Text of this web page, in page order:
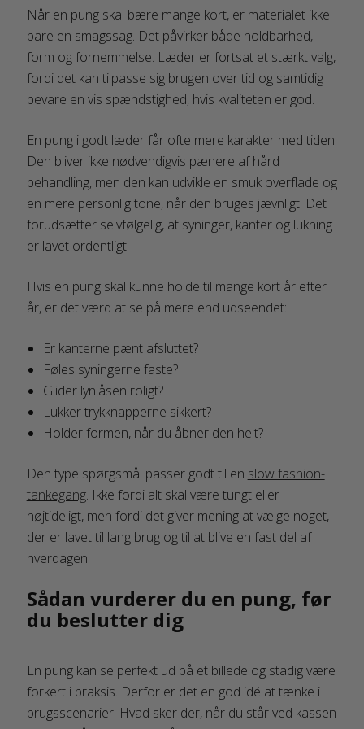
Når en pung skal bære mange kort, er materialet ikke
bare en smagssag. Det påvirker både holdbarhed,
form og fornemmelse. Læder er fortsat et stærkt valg,
fordi det kan tilpasse sig brugen over tid og samtidig
bevare en vis spændstighed, hvis kvaliteten er god.
En pung i godt læder får ofte mere karakter med tiden.
Den bliver ikke nødvendigvis pænere af hård
behandling, men den kan udvikle en smuk overflade og
en mere personlig tone, når den bruges jævnligt. Det
forudsætter selvfølgelig, at syninger, kanter og lukning
er lavet ordentligt.
Hvis en pung skal kunne holde til mange kort år efter
år, er det værd at se på mere end udseendet:
Er kanterne pænt afsluttet?
Føles syningerne faste?
Glider lynlåsen roligt?
Lukker trykknapperne sikkert?
Holder formen, når du åbner den helt?
Den type spørgsmål passer godt til en slow fashion-
tankegang. Ikke fordi alt skal være tungt eller
højtideligt, men fordi det giver mening at vælge noget,
der er lavet til lang brug og til at blive en fast del af
hverdagen.
Sådan vurderer du en pung, før
du beslutter dig
En pung kan se perfekt ud på et billede og stadig være
forkert i praksis. Derfor er det en god idé at tænke i
brugsscenarier. Hvad sker der, når du står ved kassen